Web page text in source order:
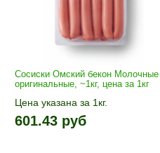
Сосиски Омский бекон Молочные
оригинальные, ~1кг, цена за 1кг
Цена указана за 1кг.
1кг прибавляется кнопками «+»
и «-». Выбрав количество,
601.43 руб